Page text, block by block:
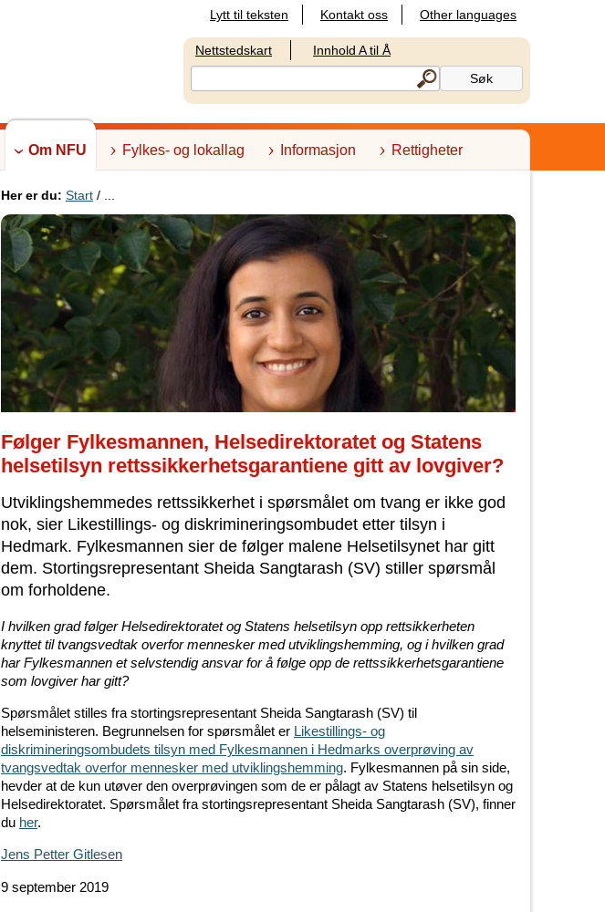
Lytt til teksten Kontakt oss Other languages
Nettstedskart Innhold A til Å
Om NFU Fylkes- og lokallag Informasjon Rettigheter
Her er du: Start / ...
Følger Fylkesmannen, Helsedirektoratet og Statens
helsetilsyn rettssikkerhetsgarantiene gitt av lovgiver?
Utviklingshemmedes rettssikkerhet i spørsmålet om tvang er ikke god
nok, sier Likestillings- og diskrimineringsombudet etter tilsyn i
Hedmark. Fylkesmannen sier de følger malene Helsetilsynet har gitt
dem. Stortingsrepresentant Sheida Sangtarash (SV) stiller spørsmål
om forholdene.
I hvilken grad følger Helsedirektoratet og Statens helsetilsyn opp rettsikkerheten
knyttet til tvangsvedtak overfor mennesker med utviklingshemming, og i hvilken grad
har Fylkesmannen et selvstendig ansvar for å følge opp de rettssikkerhetsgarantiene
som lovgiver har gitt?
Spørsmålet stilles fra stortingsrepresentant Sheida Sangtarash (SV) til
helseministeren. Begrunnelsen for spørsmålet er Likestillings- og
diskrimineringsombudets tilsyn med Fylkesmannen i Hedmarks overprøving av
tvangsvedtak overfor mennesker med utviklingshemming. Fylkesmannen på sin side,
hevder at de kun utøver den overprøvingen som de er pålagt av Statens helsetilsyn og
Helsedirektoratet. Spørsmålet fra stortingsrepresentant Sheida Sangtarash (SV), finner
du her.
Jens Petter Gitlesen
9 september 2019